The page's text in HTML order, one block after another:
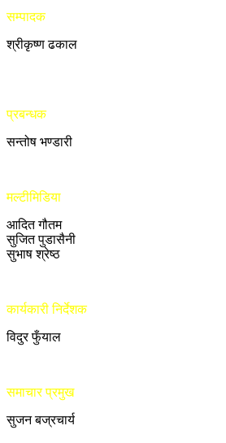
सम्पादक
श्रीकृष्ण ढकाल
प्रबन्धक
सन्तोष भण्डारी
मल्टीमिडिया
आदित गौतम
सुजित पुडासैनी
सुभाष श्रेष्ठ
कार्यकारी निर्देशक
विदुर फुँयाल
समाचार प्रमुख
सुजन बज्रचार्य